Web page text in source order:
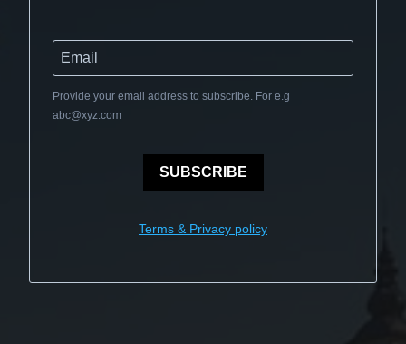
Provide your email address to subscribe. For e.g
abc@xyz.com
SUBSCRIBE
Terms & Privacy policy